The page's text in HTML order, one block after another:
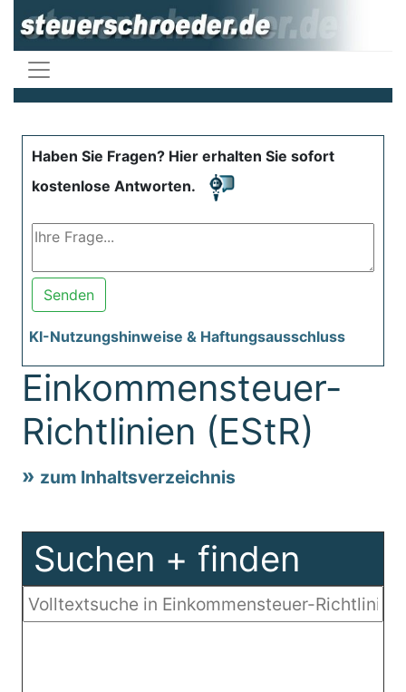
Haben Sie Fragen? Hier erhalten Sie sofort
kostenlose Antworten.
Senden
KI-Nutzungshinweise & Haftungsausschluss
Einkommensteuer-
Richtlinien (EStR)
zum Inhaltsverzeichnis
Suchen + finden